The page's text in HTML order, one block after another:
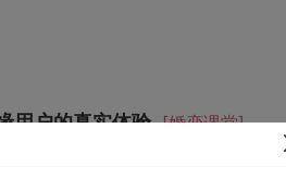
用户的真实体验 [婚恋课堂]